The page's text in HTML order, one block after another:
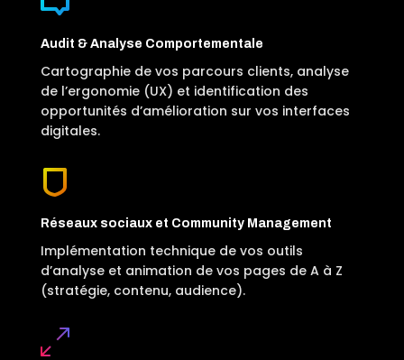
Audit & Analyse Comportementale
Cartographie de vos parcours clients, analyse
de l’ergonomie (UX) et identification des
opportunités d’amélioration sur vos interfaces
digitales.
Réseaux sociaux et Community Management
Implémentation technique de vos outils
d’analyse et animation de vos pages de A à Z
(stratégie, contenu, audience).